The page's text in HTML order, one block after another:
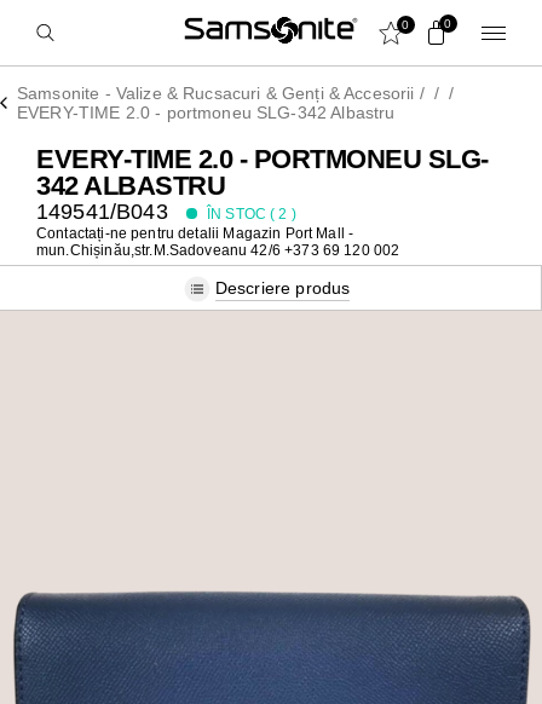
0 0
Samsonite - Valize & Rucsacuri & Genți & Accesorii / / /
EVERY-TIME 2.0 - portmoneu SLG-342 Albastru
EVERY-TIME 2.0 - PORTMONEU SLG-
342 ALBASTRU
149541/B043 ÎN STOC (2 )
Contactați-ne pentru detalii Magazin Port Mall -
mun.Chișinău,str.M.Sadoveanu 42/6 +373 69 120 002
Descriere produs